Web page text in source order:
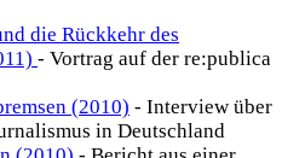
die Rückkehr des
- Vortrag auf der re:publica
(2010) - Interview über
in Deutschland